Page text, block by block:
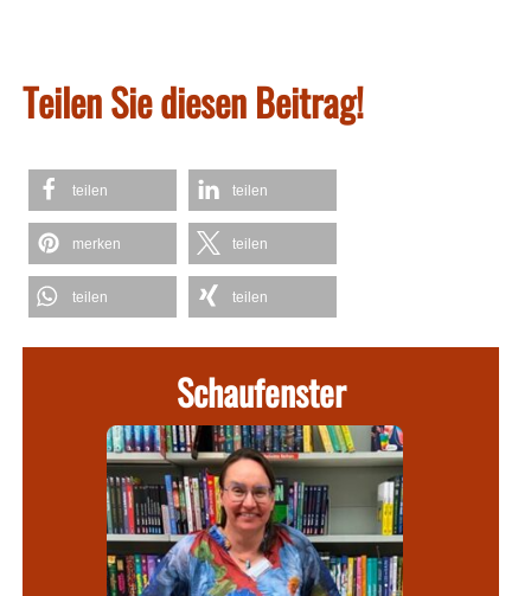
Teilen Sie diesen Beitrag!
teilen teilen
merken teilen
teilen teilen
Schaufenster